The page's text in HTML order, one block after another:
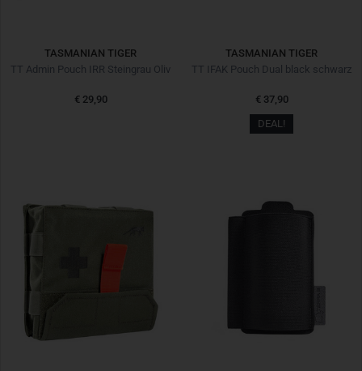
TASMANIAN TIGER
TT Admin Pouch IRR Steingrau Oliv
€ 29,90
TASMANIAN TIGER
TT IFAK Pouch Dual black schwarz
€ 37,90
DEAL!